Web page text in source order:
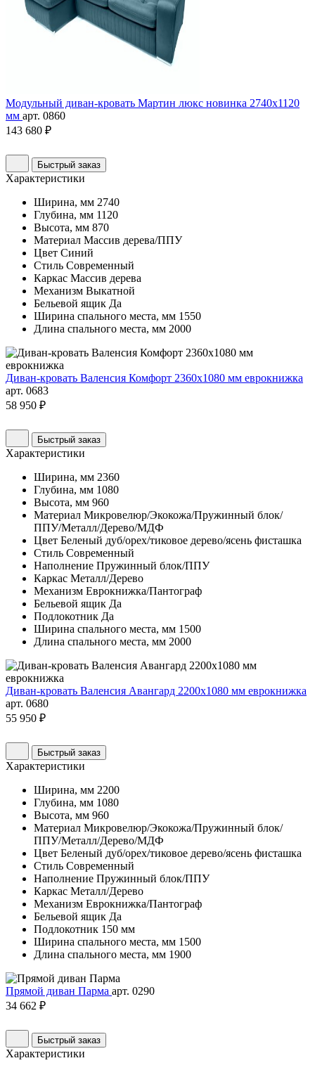
Модульный диван-кровать Мартин люкс новинка 2740х1120
мм арт. 0860
143 680 ₽
Быстрый заказ
Характеристики
Ширина, мм 2740
Глубина, мм 1120
Высота, мм 870
Материал Массив дерева/ППУ
Цвет Синий
Стиль Современный
Каркас Массив дерева
Механизм Выкатной
Бельевой ящик Да
Ширина спального места, мм 1550
Длина спального места, мм 2000
Диван-кровать Валенсия Комфорт 2360х1080 мм еврокнижка
арт. 0683
58 950 ₽
Быстрый заказ
Характеристики
Ширина, мм 2360
Глубина, мм 1080
Высота, мм 960
Материал Микровелюр/Экокожа/Пружинный блок/
ППУ/Металл/Дерево/МДФ
Цвет Беленый дуб/орех/тиковое дерево/ясень фисташка
Стиль Современный
Наполнение Пружинный блок/ППУ
Каркас Металл/Дерево
Механизм Еврокнижка/Пантограф
Бельевой ящик Да
Подлокотник Да
Ширина спального места, мм 1500
Длина спального места, мм 2000
Диван-кровать Валенсия Авангард 2200х1080 мм еврокнижка
арт. 0680
55 950 ₽
Быстрый заказ
Характеристики
Ширина, мм 2200
Глубина, мм 1080
Высота, мм 960
Материал Микровелюр/Экокожа/Пружинный блок/
ППУ/Металл/Дерево/МДФ
Цвет Беленый дуб/орех/тиковое дерево/ясень фисташка
Стиль Современный
Наполнение Пружинный блок/ППУ
Каркас Металл/Дерево
Механизм Еврокнижка/Пантограф
Бельевой ящик Да
Подлокотник 150 мм
Ширина спального места, мм 1500
Длина спального места, мм 1900
Прямой диван Парма арт. 0290
34 662 ₽
Быстрый заказ
Характеристики